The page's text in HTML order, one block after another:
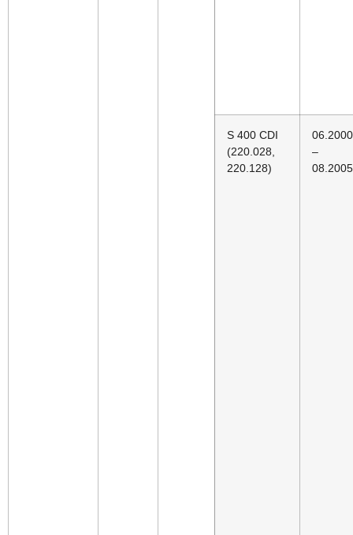
S 400 CDI
(220.028,
220.128)
06.2000
–
08.2005